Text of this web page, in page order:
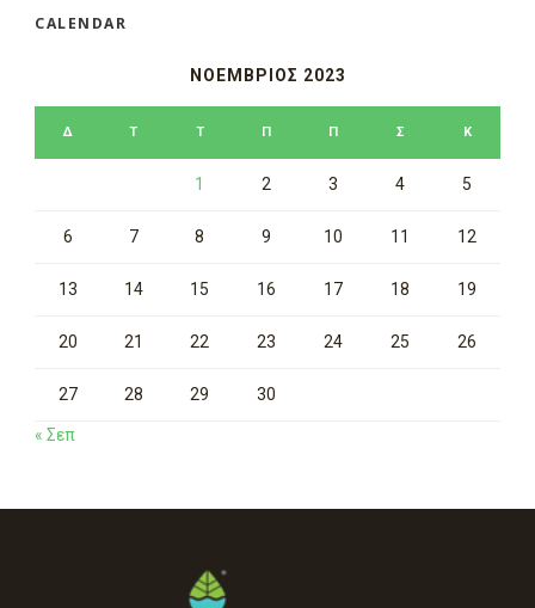
CALENDAR
ΝΟΈΜΒΡΙΟΣ 2023
Δ Τ Τ Π Π Σ Κ
1 2 3 4 5
6 7 8 9 10 11 12
13 14 15 16 17 18 19
20 21 22 23 24 25 26
27 28 29 30
« Σεπ